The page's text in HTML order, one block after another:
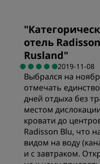
Цена/качество
Качество сна
Расположение
Чистота
"
отель
Rusland"
2019-11-08
Выбрался на
отмечать
дней отдыха без
местом
кровати до
Radisson Blu, что
видом на воду
и с завтраком.